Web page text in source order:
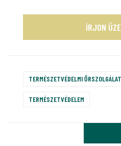
ÍRJON
TERMÉSZETVÉDELMI ŐRSZOLGÁLAT
TERMÉSZETVÉDELEM